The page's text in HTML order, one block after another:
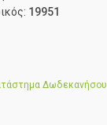
19951
Δωδεκανήσου